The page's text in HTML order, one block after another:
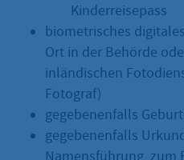
Kinderreisepass
biometrisches
Ort in der Behörde
inländischen
Fotograf)
gegebenenfalls
gegebenenfalls
Namensführung, zum